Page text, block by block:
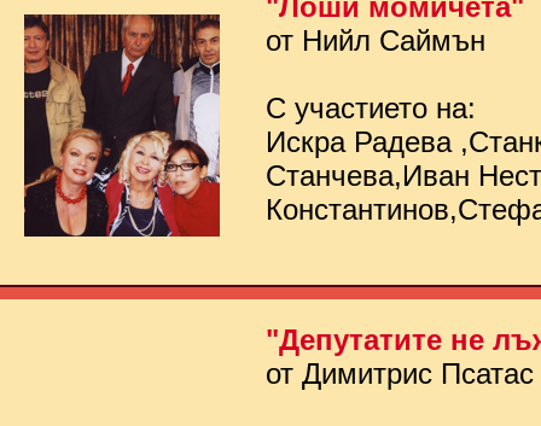
"Лоши момичета"
от Нийл Саймън
С участието на:
Искра Радева
Станчева,Иван
"Депутатите не
от Димитрис Псатас